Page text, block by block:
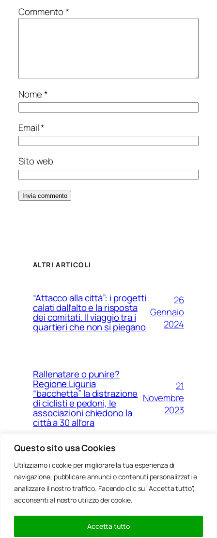
Questo sito usa Cookies
Utilizziamo i cookie per migliorare la tua esperienza di
navigazione, pubblicare annunci o contenuti personalizzati e
analizzare il nostro traffico. Facendo clic su "Accetta tutto",
acconsenti al nostro utilizzo dei cookie.
Accetta tutto
Commento*
Nome*
Email*
Sito web
ALTRI ARTICOLI
“Attacco alla città”: i progetti
calati dall’alto e la risposta
dei comitati. Il viaggio tra i
quartieri che non si piegano
26
Gennaio
2024
Rallenatare o punire?
Regione Liguria
“bacchetta” la distrazione
di ciclisti e pedoni, le
associazioni chiedono la
città a 30 all’ora
21
Novembre
2023
Ponte Morandi e quell’anno
zero che non è mai arrivato a
Genova
Agosto
2023